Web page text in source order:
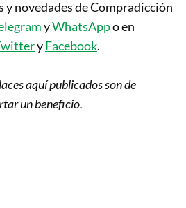
y novedades de Compradicción
yWhatsAppo en
yFacebook.
aquí publicados son de
un beneficio.